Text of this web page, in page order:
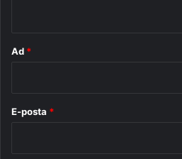
Ad *
E-posta *